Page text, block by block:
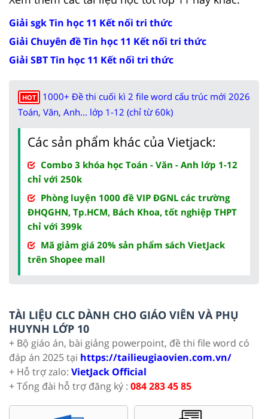
Giải sgk Tin học 11 Kết nối tri thức
Giải Chuyên đề Tin học 11 Kết nối tri thức
Giải SBT Tin học 11 Kết nối tri thức
HOT
1000+ Đề thi cuối kì 2 file word cấu trúc mới 2026
Toán, Văn, Anh... lớp 1-12 (chỉ từ 60k)
Các sản phẩm khác của Vietjack:
Combo 3 khóa học Toán - Văn - Anh lớp 1-12
chỉ với 250k
Phòng luyện 1000 đề VIP ĐGNL các trường
ĐHQGHN, Tp.HCM, Bách Khoa, tốt nghiệp THPT
chỉ với 399k
Mã giảm giá 20% sản phẩm sách VietJack
trên Shopee mall
TÀI LIỆU CLC DÀNH CHO GIÁO VIÊN VÀ PHỤ
HUYNH LỚP 10
+ Bộ giáo án, bài giảng powerpoint, đề thi file word có
đáp án 2025 tại https://tailieugiaovien.com.vn/
+ Hỗ trợ zalo: VietJack Official
+ Tổng đài hỗ trợ đăng ký : 084 283 45 85